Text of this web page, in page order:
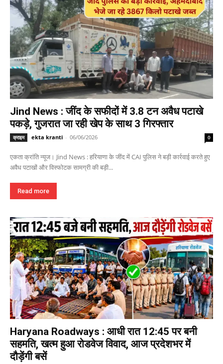
Jind News : जींद के सफीदों में 3.8 टन अवैध पटाखे
पकड़े, गुजरात जा रही खेप के साथ 3 गिरफ्तार
क्राइम ekta kranti - 06/06/2026 0
एकता क्रांति न्यूज। Jind News : हरियाणा के जींद में CAI पुलिस ने बड़ी कार्रवाई करते हुए
अवैध पटाखों और विस्फोटक सामग्री की बड़ी...
Read more
Haryana Roadways : आधी रात 12:45 पर बनी
सहमति, खत्म हुआ रोडवेज विवाद, आज प्रदेशभर में
दौड़ेंगी बसें